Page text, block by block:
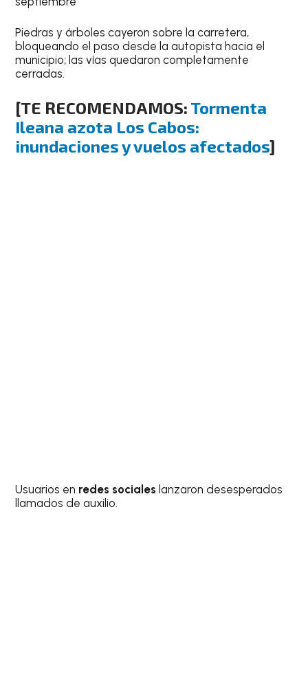
Piedras y árboles cayeron sobre la carretera,
bloqueando el paso desde la autopista hacia el
municipio; las vías quedaron completamente
cerradas.
[TE RECOMENDAMOS: Tormenta
Ileana azota Los Cabos:
inundaciones y vuelos afectados]
Usuarios en redes sociales lanzaron desesperados
llamados de auxilio.